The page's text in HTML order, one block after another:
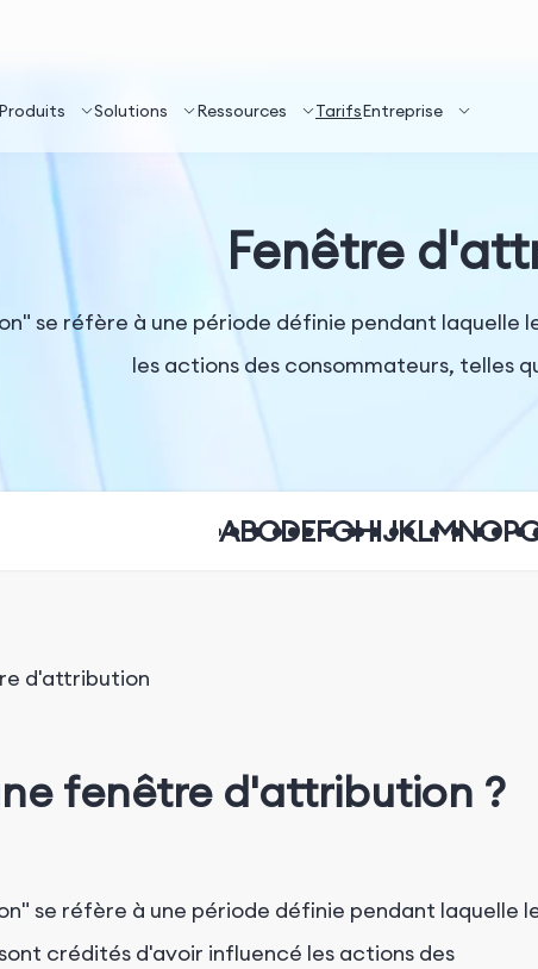
Produits Solutions Ressources TarifsEntreprise
Fenêtre
se réfère à une période définie pendant
les actions des consommateurs, telles
ABCDEFGHIJKLMNOP
d'attribution
fenêtre d'attribution ?
se réfère à une période définie pendant laquelle
crédités d'avoir influencé les actions des